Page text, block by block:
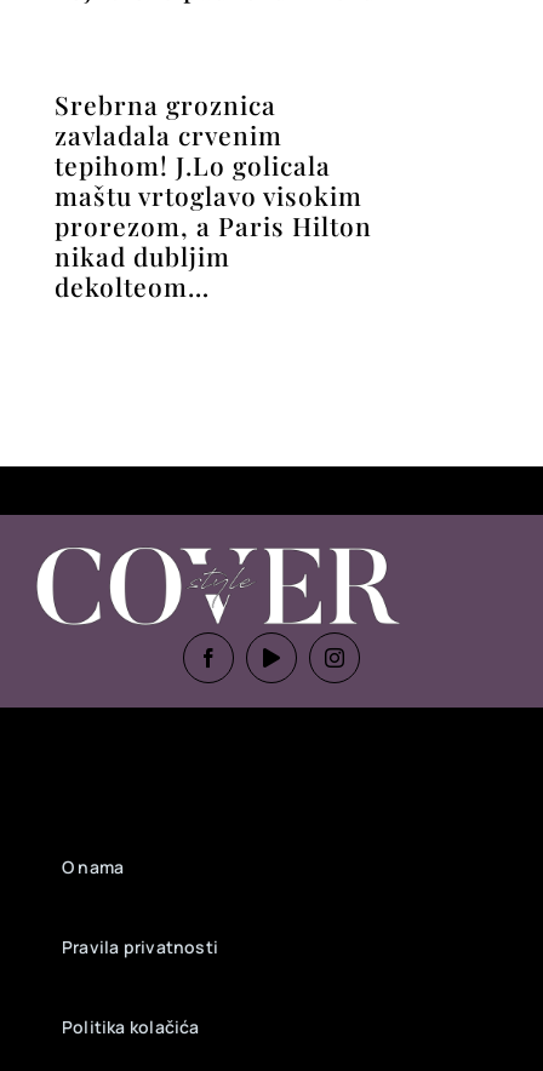
Srebrna groznica
zavladala crvenim
tepihom! J.Lo golicala
maštu vrtoglavo visokim
prorezom, a Paris Hilton
nikad dubljim
dekolteom…
O nama
Pravila privatnosti
Politika kolačića